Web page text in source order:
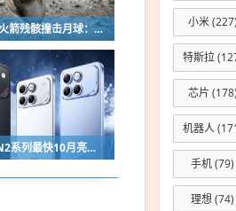
SpaceX火箭残骸撞击月球：留下直径约30米巨坑
荣耀WIN2系列最快10月亮相：2nm芯片+万级电池组合同档唯一
小米(227)
特斯拉
芯片 (178)
机器人
手机(79)
理想(74)